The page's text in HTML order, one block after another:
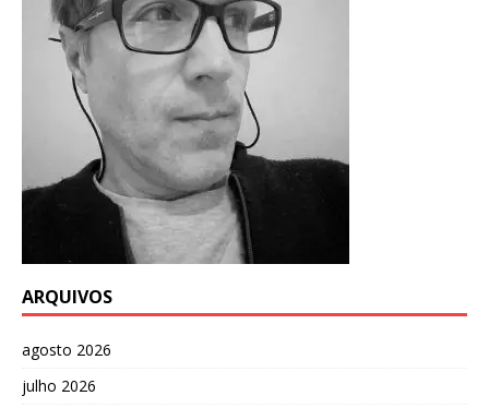
ARQUIVOS
agosto 2026
julho 2026